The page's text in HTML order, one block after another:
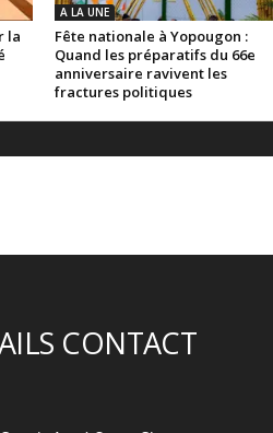
la
A LA UNE
Fête nationale à Yopougon :
Quand les préparatifs du 66e
anniversaire ravivent les
fractures politiques
CONTACT